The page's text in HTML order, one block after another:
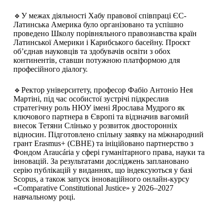
🔹У межах діяльності Хабу правової співпраці ЄС-
Латинська Америка було організовано та успішно
проведено Школу порівняльного правознавства країн
Латинської Америки і Карибського басейну. Проєкт
об’єднав науковців та здобувачів освіти з обох
континентів, ставши потужною платформою для
професійного діалогу.
🔹Ректор університету, професор Фабіо Антоніо Нея
Мартіні, під час особистої зустрічі підкреслив
стратегічну роль НЮУ імені Ярослава Мудрого як
ключового партнера в Європі та відзначив вагомий
внесок Тетяни Слінько у розвиток двосторонніх
відносин. Підготовлено спільну заявку на міжнародний
грант Erasmus+ (CBHE) та ініційовано партнерство з
Фондом Araucária у сфері гуманітарного права, науки та
інновацій. За результатами досліджень заплановано
серію публікацій у виданнях, що індексуються у базі
Scopus, а також запуск інноваційного онлайн-курсу
«Comparative Constitutional Justice» у 2026–2027
навчальному році.